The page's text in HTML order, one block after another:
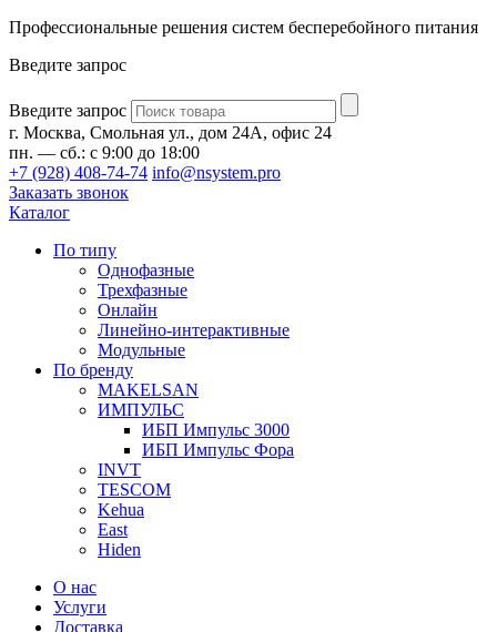
Профессиональные решения систем бесперебойного питания
Введите запрос
Введите запрос
г. Москва, Смольная ул., дом 24А, офис 24
пн. — сб.: с 9:00 до 18:00
+7 (928) 408-74-74 info@nsystem.pro
Заказать звонок
Каталог
По типу
Однофазные
Трехфазные
Онлайн
Линейно-интерактивные
Модульные
По бренду
MAKELSAN
ИМПУЛЬС
ИБП Импульс 3000
ИБП Импульс Фора
INVT
TESCOM
Kehua
East
Hiden
О нас
Услуги
Доставка